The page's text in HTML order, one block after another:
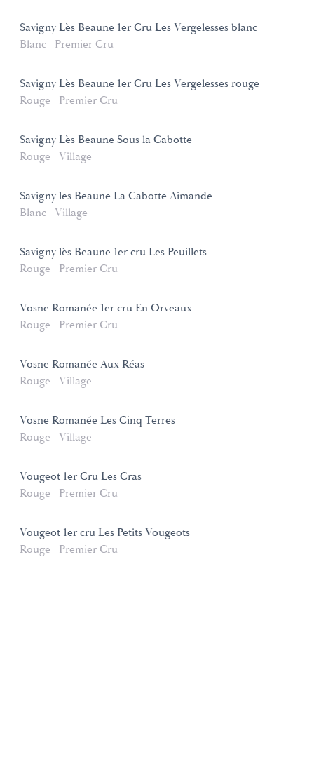
Savigny Lès Beaune 1er Cru Les Vergelesses blanc
Blanc
Premier Cru
Savigny Lès Beaune 1er Cru Les Vergelesses rouge
Rouge
Premier Cru
Savigny Lès Beaune Sous la Cabotte
Rouge
Village
Savigny les Beaune La Cabotte Aimande
Blanc
Village
Savigny lès Beaune 1er cru Les Peuillets
Rouge
Premier Cru
Vosne Romanée 1er cru En Orveaux
Rouge
Premier Cru
Vosne Romanée Aux Réas
Rouge
Village
Vosne Romanée Les Cinq Terres
Rouge
Village
Vougeot 1er Cru Les Cras
Rouge
Premier Cru
Vougeot 1er cru Les Petits Vougeots
Rouge
Premier Cru